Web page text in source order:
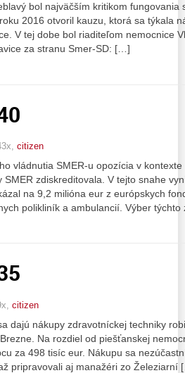
bol najväčším kritikom
2016 otvoril kauzu, ktorá sa týkala
V tej dobe bol riaditeľom nemocnice
za stranu Smer-SD: […]
citizen
vládnutia SMER-u opozícia v
zdiskreditovala. V tejto snahe
na 9,2 milióna eur z európskych
polikliník a ambulancií. Výber
citizen
dajú nákupy zdravotníckej techniky
Na rozdiel od piešťanskej
za 498 tisíc eur. Nákupu sa
pripravovali aj manažéri zo Železiarní